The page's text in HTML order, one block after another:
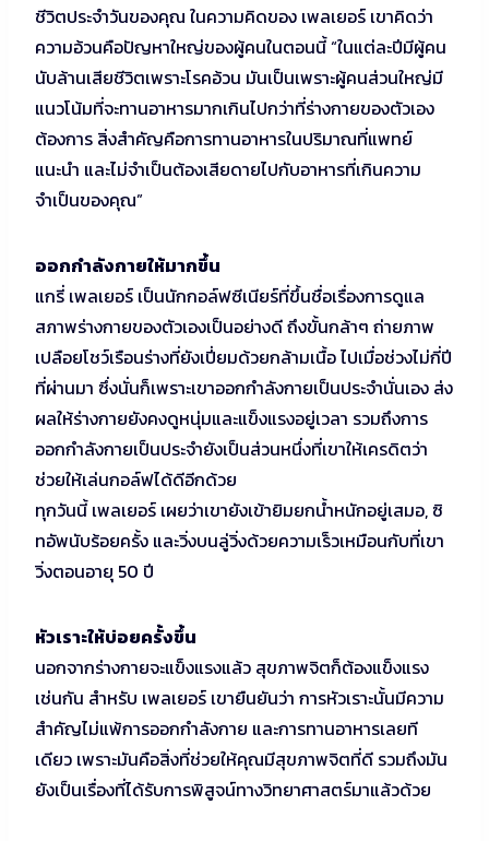
ชีวิตประจำวันของคุณ ในความคิดของ เพลเยอร์ เขาคิดว่า
ความอ้วนคือปัญหาใหญ่ของผู้คนในตอนนี้ “ในแต่ละปีมีผู้คน
นับล้านเสียชีวิตเพราะโรคอ้วน มันเป็นเพราะผู้คนส่วนใหญ่มี
แนวโน้มที่จะทานอาหารมากเกินไปกว่าที่ร่างกายของตัวเอง
ต้องการ สิ่งสำคัญคือการทานอาหารในปริมาณที่แพทย์
แนะนำ และไม่จำเป็นต้องเสียดายไปกับอาหารที่เกินความ
จำเป็นของคุณ”
ออกกำลังกายให้มากขึ้น
แกรี่ เพลเยอร์ เป็นนักกอล์ฟซีเนียร์ที่ขึ้นชื่อเรื่องการดูแล
สภาพร่างกายของตัวเองเป็นอย่างดี ถึงขั้นกล้าๆ ถ่ายภาพ
เปลือยโชว์เรือนร่างที่ยังเปี่ยมด้วยกล้ามเนื้อ ไปเมื่อช่วงไม่กี่ปี
ที่ผ่านมา ซึ่งนั่นก็เพราะเขาออกกำลังกายเป็นประจำนั่นเอง ส่ง
ผลให้ร่างกายยังคงดูหนุ่มและแข็งแรงอยู่เวลา รวมถึงการ
ออกกำลังกายเป็นประจำยังเป็นส่วนหนึ่งที่เขาให้เครดิตว่า
ช่วยให้เล่นกอล์ฟได้ดีอีกด้วย
ทุกวันนี้ เพลเยอร์ เผยว่าเขายังเข้ายิมยกน้ำหนักอยู่เสมอ, ซิ
ทอัพนับร้อยครั้ง และวิ่งบนลู่วิ่งด้วยความเร็วเหมือนกับที่เขา
วิ่งตอนอายุ 50 ปี
หัวเราะให้บ่อยครั้งขึ้น
นอกจากร่างกายจะแข็งแรงแล้ว สุขภาพจิตก็ต้องแข็งแรง
เช่นกัน สำหรับ เพลเยอร์ เขายืนยันว่า การหัวเราะนั้นมีความ
สำคัญไม่แพ้การออกกำลังกาย และการทานอาหารเลยที
เดียว เพราะมันคือสิ่งที่ช่วยให้คุณมีสุขภาพจิตที่ดี รวมถึงมัน
ยังเป็นเรื่องที่ได้รับการพิสูจน์ทางวิทยาศาสตร์มาแล้วด้วย